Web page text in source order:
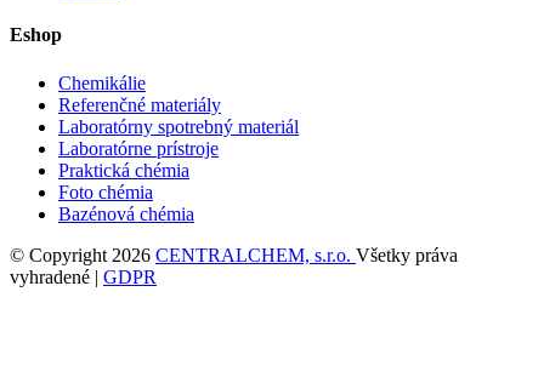
Eshop
Chemikálie
Referenčné materiály
Laboratórny spotrebný materiál
Laboratórne prístroje
Praktická chémia
Foto chémia
Bazénová chémia
© Copyright 2026 CENTRALCHEM, s.r.o. Všetky práva
vyhradené | GDPR